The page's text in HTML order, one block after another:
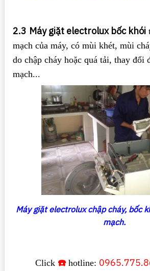
2.3 Máy giặt electrolux bốc khói
mạch của máy, có mùi khét, mùi
do chập cháy hoặc quá tải, thay đổi
mạch...
Máy giặt electrolux chập cháy, bốc
mạch.
Click ☎️hotline: